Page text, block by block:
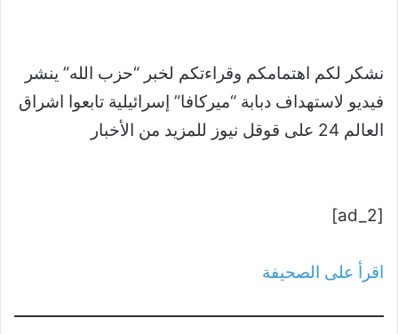
نشكر لكم اهتمامكم وقراءتكم لخبر “حزب الله” ينشر
فيديو لاستهداف دبابة “ميركافا” إسرائيلية تابعوا اشراق
العالم 24 على قوقل نيوز للمزيد من الأخبار
[ad_2]
اقرأ على الصحيفة